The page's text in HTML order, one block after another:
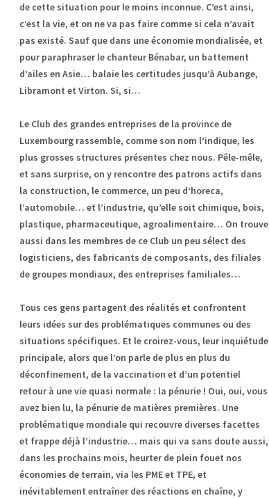
de cette situation pour le moins inconnue. C’est ainsi,
c’est la vie, et on ne va pas faire comme si cela n’avait
pas existé. Sauf que dans une économie mondialisée, et
pour paraphraser le chanteur Bénabar, un battement
d’ailes en Asie… balaie les certitudes jusqu’à Aubange,
Libramont et Virton. Si, si…
Le Club des grandes entreprises de la province de
Luxembourg rassemble, comme son nom l’indique, les
plus grosses structures présentes chez nous. Pêle-mêle,
et sans surprise, on y rencontre des patrons actifs dans
la construction, le commerce, un peu d’horeca,
l’automobile… et l’industrie, qu’elle soit chimique, bois,
plastique, pharmaceutique, agroalimentaire… On trouve
aussi dans les membres de ce Club un peu sélect des
logisticiens, des fabricants de composants, des filiales
de groupes mondiaux, des entreprises familiales…
Tous ces gens partagent des réalités et confrontent
leurs idées sur des problématiques communes ou des
situations spécifiques. Et le croirez-vous, leur inquiétude
principale, alors que l’on parle de plus en plus du
déconfinement, de la vaccination et d’un potentiel
retour à une vie quasi normale : la pénurie ! Oui, oui, vous
avez bien lu, la pénurie de matières premières. Une
problématique mondiale qui recouvre diverses facettes
et frappe déjà l’industrie… mais qui va sans doute aussi,
dans les prochains mois, heurter de plein fouet nos
économies de terrain, via les PME et TPE, et
inévitablement entraîner des réactions en chaîne, y